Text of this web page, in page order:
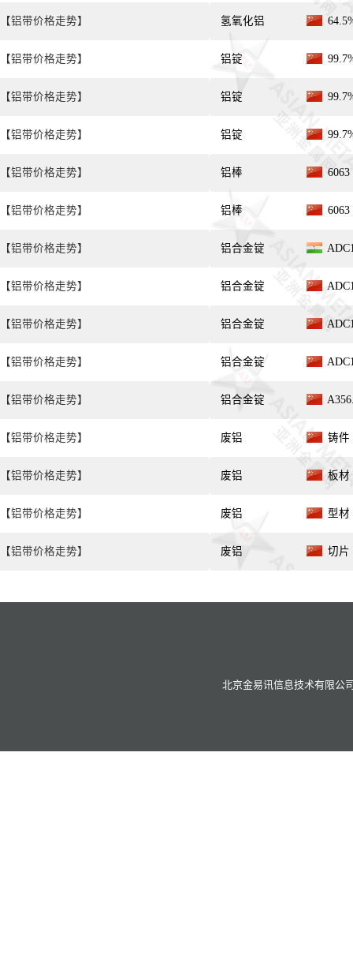
【铝带价格走势】
【铝带价格走势】
【铝带价格走势】
【铝带价格走势】
【铝带价格走势】
【铝带价格走势】
【铝带价格走势】
【铝带价格走势】
【铝带价格走势】
【铝带价格走势】
【铝带价格走势】
【铝带价格走势】
【铝带价格走势】
【铝带价格走势】
【铝带价格走势】
氢氧化铝
铝锭
铝锭
铝锭
铝棒
铝棒
铝合金锭
铝合金锭
铝合金锭
铝合金锭
铝合金锭
废铝 铸件
废铝 板材
废铝 型材
废铝 切片
北京金易讯信息技术有限公